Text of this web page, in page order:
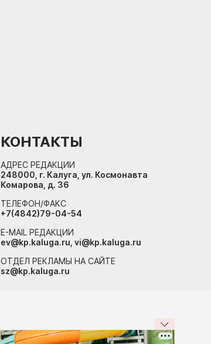
КОНТАКТЫ
АДРЕС РЕДАКЦИИ
248000, г. Калуга, ул. Космонавта
Комарова, д. 36
ТЕЛЕФОН/ФАКС
+7(4842)79-04-54
E-MAIL РЕДАКЦИИ
ev@kp.kaluga.ru, vi@kp.kaluga.ru
ОТДЕЛ РЕКЛАМЫ НА САЙТЕ
sz@kp.kaluga.ru